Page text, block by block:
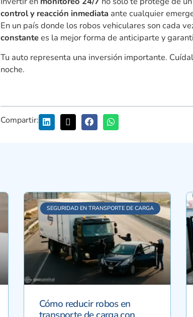
control y reacción inmediata ante cualquier
En un país donde los robos vehiculares son cada
constantees la mejor forma de anticiparte y
Tu auto representa una inversión importante.
noche.
Compartir:
SEGURIDAD EN TRANSPORTE DE CARGA
Cómo reducir robos en